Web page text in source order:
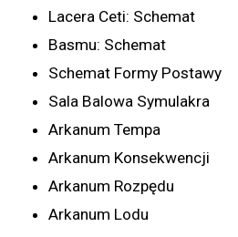
Lacera Ceti: Schemat
Basmu: Schemat
Schemat Formy Postawy
Sala Balowa Symulakra
Arkanum Tempa
Arkanum Konsekwencji
Arkanum Rozpędu
Arkanum Lodu